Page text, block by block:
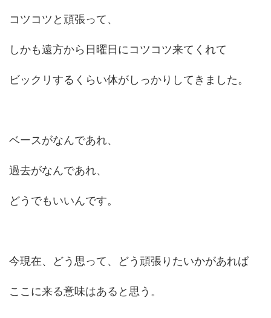
コツコツと頑張って、
しかも遠方から日曜日にコツコツ来てくれて
ビックリするくらい体がしっかりしてきました。
ベースがなんであれ、
過去がなんであれ、
どうでもいいんです。
今現在、どう思って、どう頑張りたいかがあれば
ここに来る意味はあると思う。